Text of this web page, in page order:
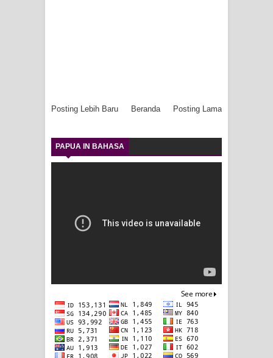
Posting Lebih Baru Posting Lama
Beranda
PAPUA IN BAHASA